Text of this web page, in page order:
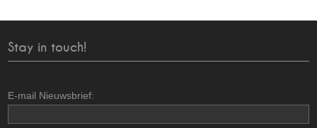
Stay in touch!
E-mail Nieuwsbrief: